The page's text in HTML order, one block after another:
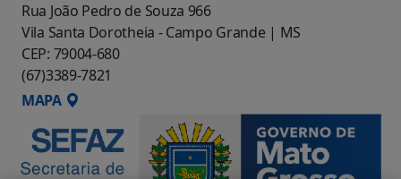
Rua João Pedro de Souza 966
Vila Santa Dorotheia - Campo Grande | MS
CEP: 79004-680
(67)3389-7821
MAPA